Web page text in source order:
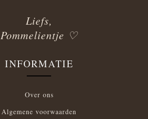
Liefs,
Pommelientje ♡
INFORMATIE
Over ons
Algemene voorwaarden